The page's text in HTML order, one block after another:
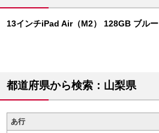
13インチiPad Air（M2） 128GB ブルー
都道府県から検索：山梨県
あ行